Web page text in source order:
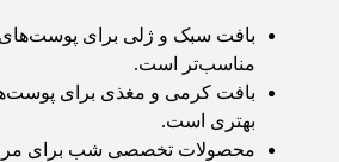
بافت سبک و ژلی برای
مناسب‌تر است.
بافت کرمی و مغذی برای
بهتری است.
محصولات تخصصی شب برای